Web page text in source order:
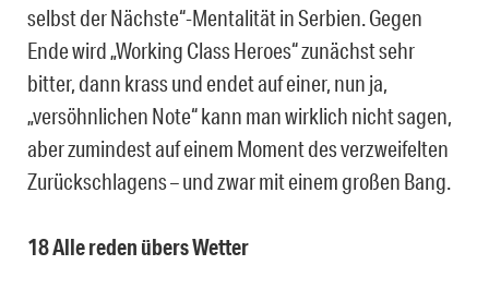
selbst der Nächste“-Mentalität in Serbien. Gegen
Ende wird „Working Class Heroes“ zunächst sehr
bitter, dann krass und endet auf einer, nun ja,
„versöhnlichen Note“ kann man wirklich nicht sagen,
aber zumindest auf einem Moment des verzweifelten
Zurückschlagens – und zwar mit einem großen Bang.
18 Alle reden übers Wetter